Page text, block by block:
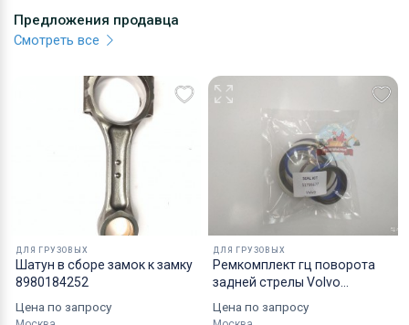
от веса посылки. Мы советуем Вам объединять
заказы. Мы не сможем объединить два отдельных
заказа и доставка будет рассчитана для каждого
них. Отправка товара будет на Вашей
ответственности, но мы позаботимся о
хрупких грузов.
Коробки оптимального размера и с
надежным уровнем защиты.
Специалисты компании готовы взять на себя все
мероприятия по оформлению документов и
перевозке вашего заказа в любой регион РФ, в
страны СНГ, Азии и ЕС.
Предложения продавца
Смотреть все
ДЛЯ ГРУЗОВЫХ
Шатун в сборе замок к замку
8980184252
Цена по запросу
ДЛЯ ГРУЗОВЫХ
Ремкомплект гц поворота
задней стрелы Volvo
Цена по запросу